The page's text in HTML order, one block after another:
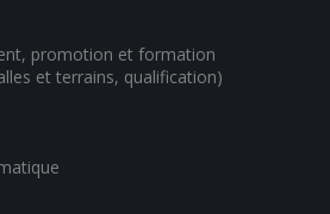
promotion et formation
et terrains, qualification)